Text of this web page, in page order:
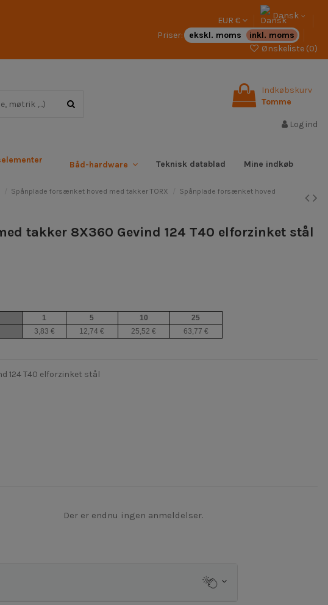
EUR €
Dansk
Priser:
ekskl. moms
inkl. moms
Ønskeliste (0)
Indkøbskurv
Tomme
Log ind
Båd-hardware Teknisk datablad Mine indkøb
Spånplade forsænket hoved med takker TORX
Spånplade forsænket hoved
takker 8X360 Gevind 124 T40 elforzinket stål
1 5 10 25
3,83 € 12,74 € 25,52 € 63,77 €
124 T40 elforzinket stål
Der er endnu ingen anmeldelser.